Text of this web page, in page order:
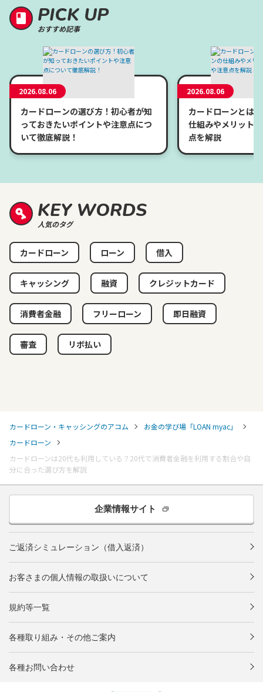
PICK UP
おすすめ記事
2026.08.06
カードローンの選び方！初心者が知
っておきたいポイントや注意点につ
いて徹底解説！
2026.08.06
カードローンとは
仕組みやメリット
点を解説
KEY WORDS
人気のタグ
カードローン ローン 借入
キャッシング 融資 クレジットカード
消費者金融 フリーローン 即日融資
審査 リボ払い
カードローン・キャッシングのアコム
お金の学び場「LOAN myac」
カードローン
カードローンは20代も利用している？20代で消費者金融を利用する割合や自
分に合った選び方を解説
企業情報サイト
ご返済シミュレーション（借入返済）
お客さまの個人情報の取扱いについて
規約等一覧
各種取り組み・その他ご案内
各種お問い合わせ